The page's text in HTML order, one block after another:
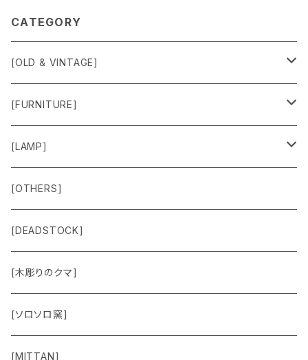
CATEGORY
[OLD & VINTAGE]
Sweat & Knit
Shirts
Outer
Jacket
Cut＆Sewn
Vest
Pants
[FURNITURE]
Chair
Box
Others
[LAMP]
Lamp
Lamp Parts
[OTHERS]
[DEADSTOCK]
[木彫りのクマ]
[ソロソロ窯]
[MITTAN]